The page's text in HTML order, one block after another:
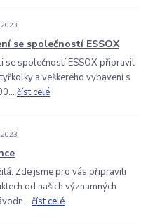
se společností ESSOX
společností ESSOX připravil
a veškerého vybavení s
číst celé
Zde jsme pro vás připravili
od našich významných
číst celé